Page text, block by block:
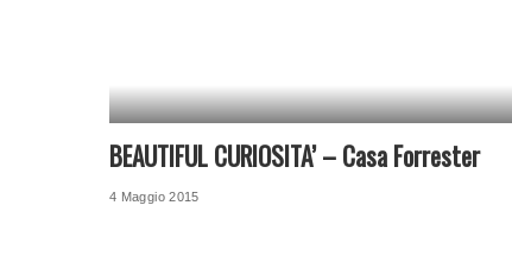
BEAUTIFUL CURIOSITA’ – Casa Forrester
4 Maggio 2015